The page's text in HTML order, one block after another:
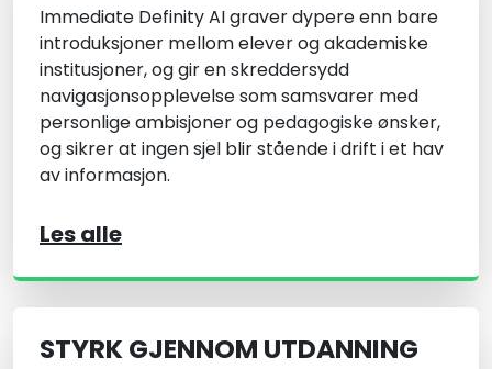
Immediate Definity AI graver dypere enn bare
introduksjoner mellom elever og akademiske
institusjoner, og gir en skreddersydd
navigasjonsopplevelse som samsvarer med
personlige ambisjoner og pedagogiske ønsker,
og sikrer at ingen sjel blir stående i drift i et hav
av informasjon.
Les alle
STYRK GJENNOM UTDANNING